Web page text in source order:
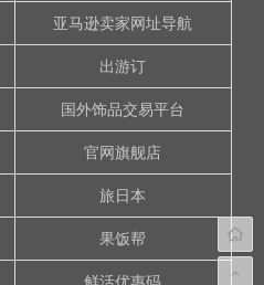
亚马逊卖家网址导航
出游订
国外饰品交易平台
官网旗舰店
旅日本
果饭帮